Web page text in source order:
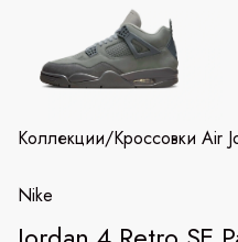
Коллекции/Кроссовки Air
Nike